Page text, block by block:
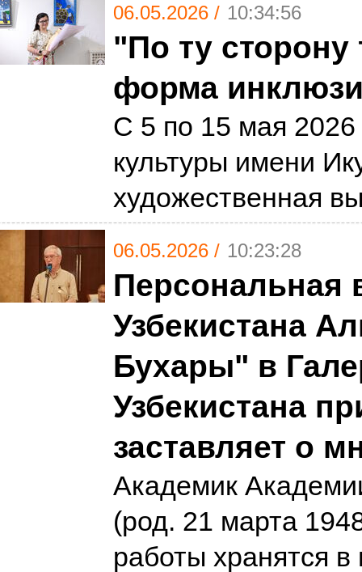
06.05.2026 / 10:34:56
"По ту
форма
С 5 по 15 мая
культуры имени
художественная
06.05.2026 / 10:23:28
Персональная
Узбекистана
Бухары" в
Узбекистана
заставляет о
Академик
(род. 21 марта
работы хранятся в